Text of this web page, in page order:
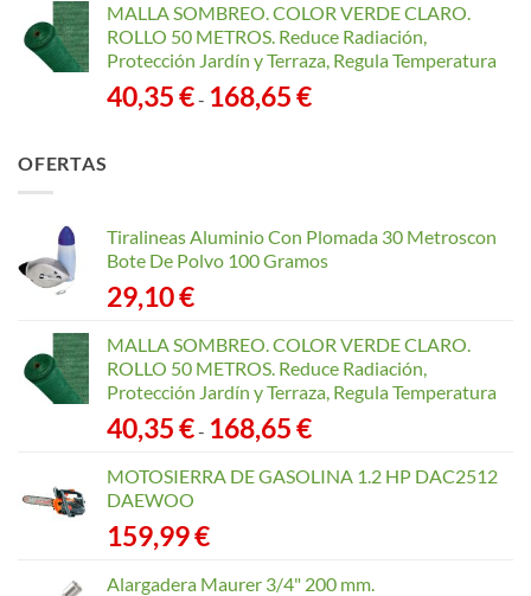
MALLA SOMBREO. COLOR VERDE CLARO.
ROLLO 50 METROS. Reduce Radiación,
Protección Jardín y Terraza, Regula Temperatura
40,35€- 168,65€Rango
168,65 €
OFERTAS
Tiralineas Aluminio Con Plomada 30 Metroscon
Bote De Polvo 100 Gramos
29,10€
MALLA SOMBREO. COLOR VERDE CLARO.
ROLLO 50 METROS. Reduce Radiación,
Protección Jardín y Terraza, Regula Temperatura
40,35€- 168,65€Rango
precios:
MOTOSIERRA DE GASOLINA 1.2 HP DAC2512
DAEWOO
159,99€
Alargadera Maurer 3/4" 200 mm.